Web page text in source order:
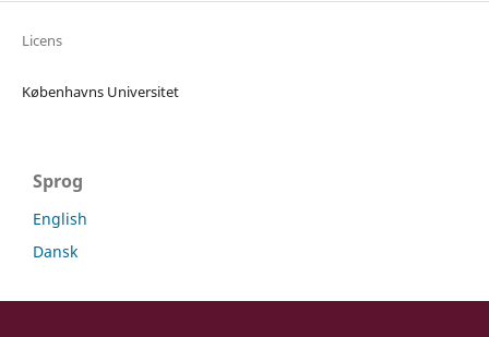
Licens
Københavns Universitet
Sprog
English
Dansk